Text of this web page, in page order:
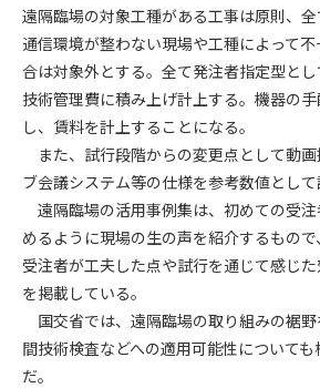
遠隔臨場の対象工種がある工事は原則、全
通信環境が整わない現場や工種によって
合は対象外とする。全て発注者指定型と
技術管理費に積み上げ計上する。機器の
し、賃料を計上することになる。
また、試行段階からの変更点として動
ブ会議システム等の仕様を参考数値として
遠隔臨場の活用事例集は、初めての受
めるように現場の生の声を紹介するもので
受注者が工夫した点や試行を通じて感じ
を掲載している。
国交省では、遠隔臨場の取り組みの裾
間技術検査などへの適用可能性について
だ。
第4条（会員審査および資格の取り消し）
会員とは、本規約を承諾の上、所定の会
後、管理者がこれを承認した者をいいます
第4条（会員の定義と登録）
1. 管理者は前条により審査の結果、会員
の何れかの項目に該当することがわか
員としての権限を承認しないことがあり
(1) 会員申し込みをした者が実在しなかっ
(2) 本規約に違反した場合/li>
(3) 会員申し込みの際、申告事項に虚偽が
(4) 会員申込者が管理者所定の手続き通り
理を行わなかった場合
(5) その他管理者が会員とすることを不適